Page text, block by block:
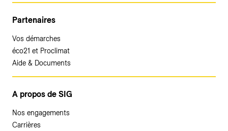
Partenaires
Vos démarches
éco21 et Proclimat
Aide & Documents
A propos de SIG
Nos engagements
Carrières